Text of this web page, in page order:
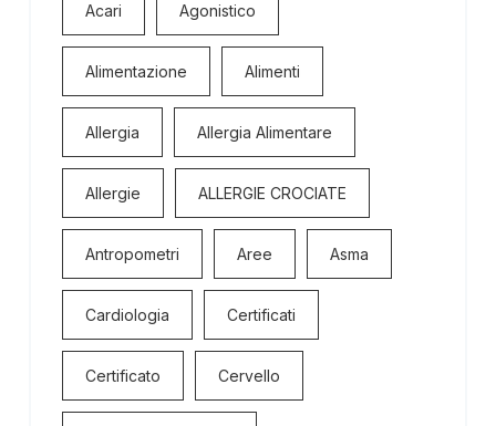
Acari Agonistico
Alimentazione Alimenti
Allergia Allergia Alimentare
Allergie ALLERGIE CROCIATE
Antropometri Aree Asma
Cardiologia Certificati
Certificato Cervello